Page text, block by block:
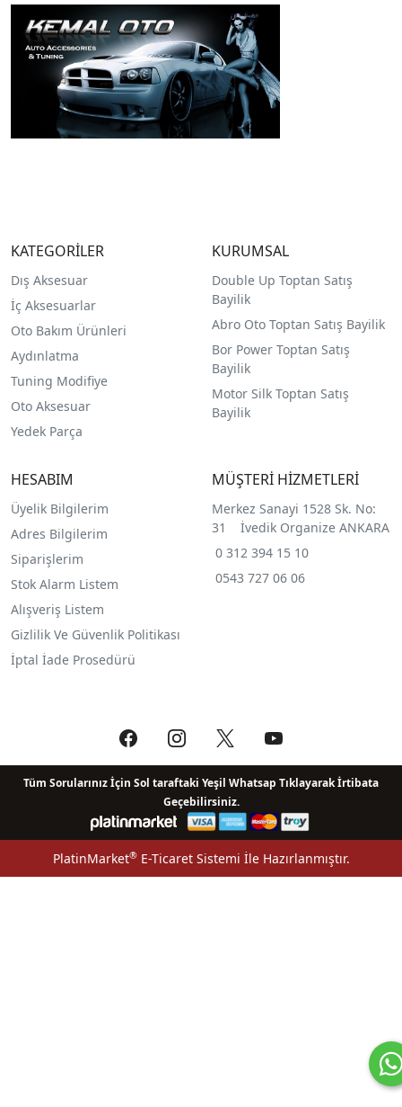
KATEGORİLER
Dış Aksesuar
İç Aksesuarlar
Oto Bakım Ürünleri
Aydınlatma
Tuning Modifiye
Oto Aksesuar
Yedek Parça
KURUMSAL
Double Up Toptan Satış
Bayilik
Abro Oto Toptan Satış Bayilik
Bor Power Toptan Satış
Bayilik
Motor Silk Toptan Satış
Bayilik
HESABIM
Üyelik Bilgilerim
Adres Bilgilerim
Siparişlerim
Stok Alarm Listem
Alışveriş Listem
Gizlilik Ve Güvenlik Politikası
İptal İade Prosedürü
MÜŞTERİ HİZMETLERİ
Merkez Sanayi 1528 Sk. No:
31 İvedik Organize ANKARA
0 312 394 15 10
0543 727 06 06
Tüm Sorularınız İçin Sol taraftaki Yeşil Whatsap Tıklayarak İrtibata
Geçebilirsiniz.
PlatinMarket®E-Ticaret Sistemi İle Hazırlanmıştır.